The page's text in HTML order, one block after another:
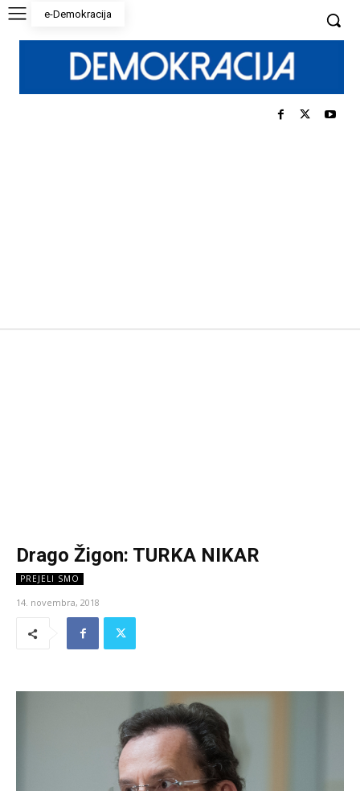
e-Demokracija
Drago Žigon: TURKA NIKAR
PREJELI SMO
14. novembra, 2018